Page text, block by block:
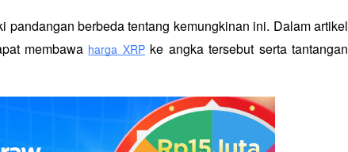
pandangan berbeda tentang kemungkinan ini. Dalam artikel
membawa harga XRP ke angka tersebut serta tantangan